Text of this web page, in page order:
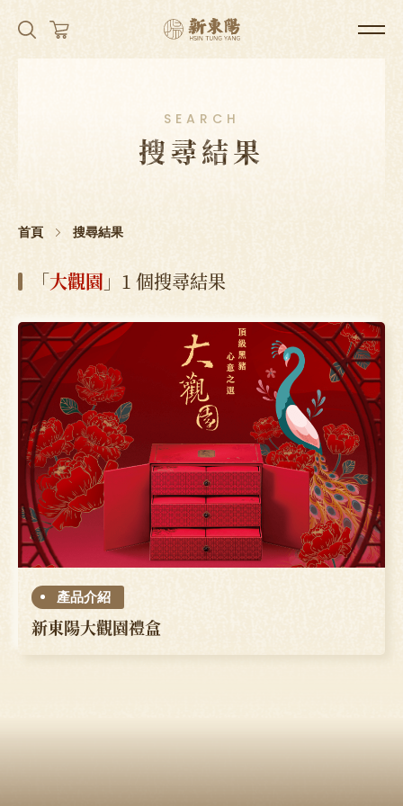
SEARCH
搜尋結果
首頁 搜尋結果
「大觀園 」1 個搜尋結果
產品介紹
新東陽大觀園禮盒